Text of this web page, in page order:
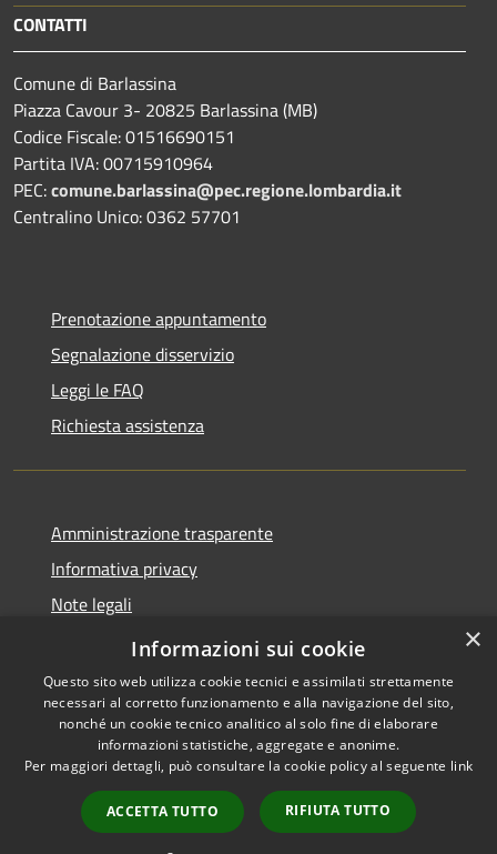
CONTATTI
Comune di Barlassina
Piazza Cavour 3- 20825 Barlassina (MB)
Codice Fiscale: 01516690151
Partita IVA: 00715910964
PEC:comune.barlassina@pec.regione.lombardia.it
Centralino Unico: 0362 57701
Prenotazione appuntamento
Segnalazione disservizio
Leggi le FAQ
Richiesta assistenza
Amministrazione trasparente
Informativa privacy
Note legali
Dichiarazione di accessibilità
Accessibilità
Copyright © 2026 • Comune di
Barlassina • Powered by
Municipium•
Accesso
redazione
×
Informazioni sui cookie
Questo sito web utilizza cookie tecnici e assimilati strettamente
necessari al corretto funzionamento e alla navigazione del sito,
nonché un cookie tecnico analitico al solo fine di elaborare
informazioni statistiche, aggregate e anonime.
Per maggiori dettagli, può consultare la cookie policy al seguente link
ACCETTA TUTTO RIFIUTA TUTTO